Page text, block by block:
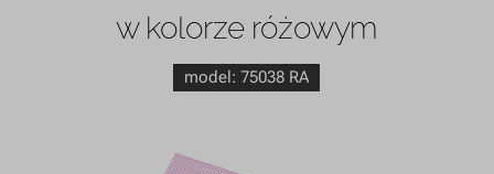
w kolorze różowym
model:75038 RA